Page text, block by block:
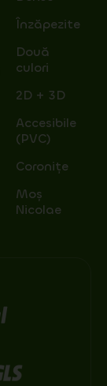
Înzăpezite
Două
culori
2D + 3D
Accesibile
(PVC)
Coronițe
Moș
Nicolae